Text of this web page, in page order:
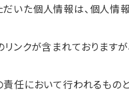
いた個人情報は、個人情
ンクが含まれております
任において行われるもの